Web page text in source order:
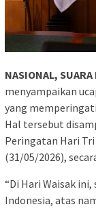
NASIONAL, SUARA
menyampaikan
yang memperingati
Hal tersebut
Peringatan Hari Tri
(31/05/2026),
“Di Hari Waisak
Indonesia, atas